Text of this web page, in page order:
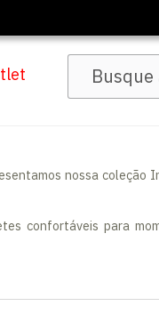
nossa
confortáveis para